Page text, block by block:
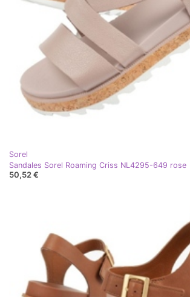
Sorel
Sandales Sorel Roaming Criss NL4295-649 rose
50,52 €